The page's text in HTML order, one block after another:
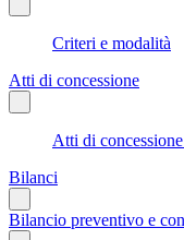
Criteri e modalità
Atti di concessione
Atti di
Bilanci
Bilancio preventivo e